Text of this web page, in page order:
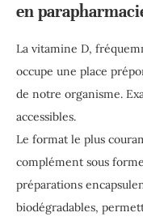
en
La vitamine D,
occupe une place
de notre organisme.
accessibles.
Le format le plus
complément sous
préparations
biodégradables,